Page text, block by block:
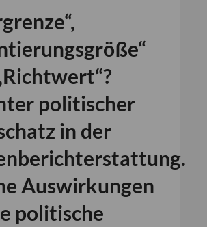
politischer
in der
Auswirkungen
politische